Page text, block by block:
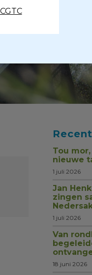
Tou
nieuwe
1 juli 2026
Jan
zingen
1 juli 2026
Van
18 juni 2026